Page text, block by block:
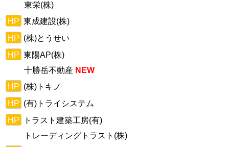
東栄(株)
HP 東成建設(株)
HP (株)とうせい
HP 東陽AP(株)
十勝岳不動産 NEW
HP (株)トキノ
HP (有)トライシステム
HP
トラスト建築工房(有)
トレーディングトラスト(株)